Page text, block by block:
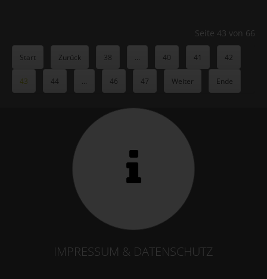
Seite 43 von 66
Start Zurück 38 ... 40 41 42
43 44 ... 46 47 Weiter Ende
IMPRESSUM & DATENSCHUTZ